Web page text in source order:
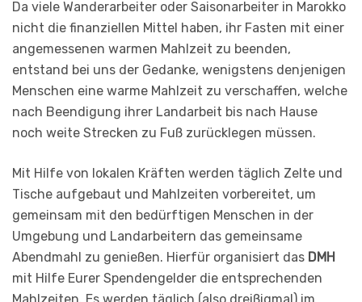
Da viele Wanderarbeiter oder Saisonarbeiter in Marokko
nicht die finanziellen Mittel haben, ihr Fasten mit einer
angemessenen warmen Mahlzeit zu beenden,
entstand bei uns der Gedanke, wenigstens denjenigen
Menschen eine warme Mahlzeit zu verschaffen, welche
nach Beendigung ihrer Landarbeit bis nach Hause
noch weite Strecken zu Fuß zurücklegen müssen.
Mit Hilfe von lokalen Kräften werden täglich Zelte und
Tische aufgebaut und Mahlzeiten vorbereitet, um
gemeinsam mit den bedürftigen Menschen in der
Umgebung und Landarbeitern das gemeinsame
Abendmahl zu genießen. Hierfür organisiert das DMH
mit Hilfe Eurer Spendengelder die entsprechenden